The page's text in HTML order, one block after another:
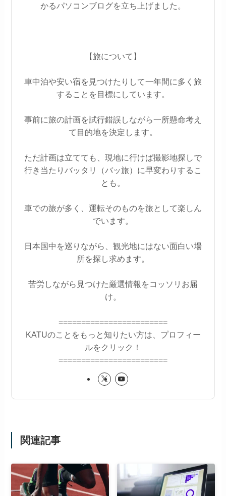
かるパソコンブログを立ち上げました。
【旅について】
車中泊や安い宿を見つけたりして一年間に多く旅
することを目標にしています。
事前に旅の計画を試行錯誤しながら一所懸命考え
て目的地を決定します。
ただ計画は立てても、現地に行けば撮影地探しで
行き当たりバッタリ（バッ旅）に早変わりするこ
とも。
車での旅が多く、運転そのものを旅として楽しん
でいます。
日本国中を巡りながら、観光地にはない面白い場
所を探し求めます。
苦労しながら見つけた厳選情報をコッソリお届
け。
========================
KATUのことをもっと知りたい方は、プロフィー
ルをクリック！
========================
関連記事